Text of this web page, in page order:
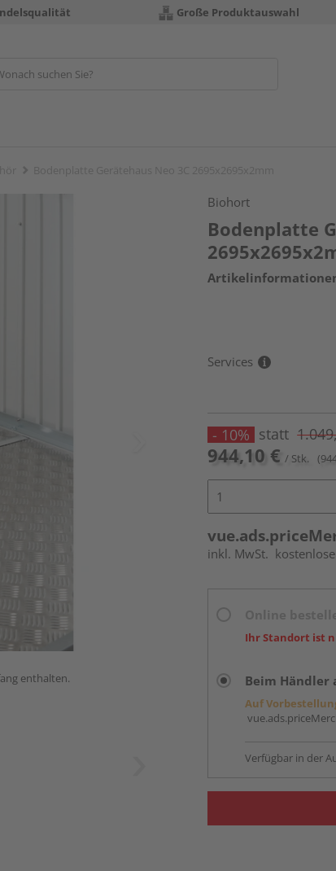
Große Produktauswahl
enthalten.
Biohort
Bodenplatte
Services
- 10% statt
944,10 € / Stk.
inkl. MwSt.
Ihr Standort ist
Beim Händler
Auf
Verfügbar in der